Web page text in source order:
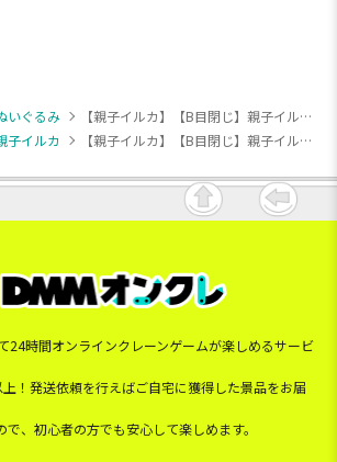
いぐるみ
【親子イルカ】【B目閉じ】親子イルカ まったりぬいぐるみ ママイルカ
子イルカ 【親子イルカ】【B目閉じ】親子イルカ まったりぬいぐるみ ママイルカ
24時間オンラインクレーンゲームが楽しめるサービ
！発送依頼を行えばご自宅に獲得した景品をお届
、初心者の方でも安心して楽しめます。